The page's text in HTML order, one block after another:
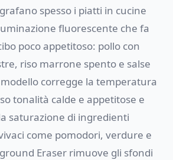
spesso i piatti in cucine
fluorescente che fa
poco appetitoso: pollo con
riso marrone spento e salse
corregge la temperatura
tonalità calde e appetitose e
saturazione di ingredienti
come pomodori, verdure e
Eraser rimuove gli sfondi